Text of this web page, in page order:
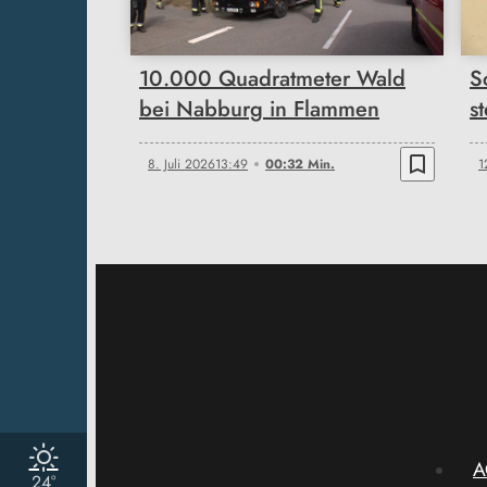
10.000 Quadratmeter Wald
bei Nabburg in Flammen
8. Juli 202613:49 00:32 Min. bookmark_border